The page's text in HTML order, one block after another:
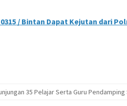
/ Bintan Dapat Kejutan dari
35 Pelajar Serta Guru Pendamping